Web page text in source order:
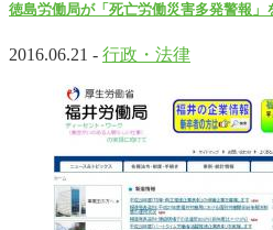
徳島労働局が「死亡労働災害多発警報」
2016.06.21 - 行政・法律